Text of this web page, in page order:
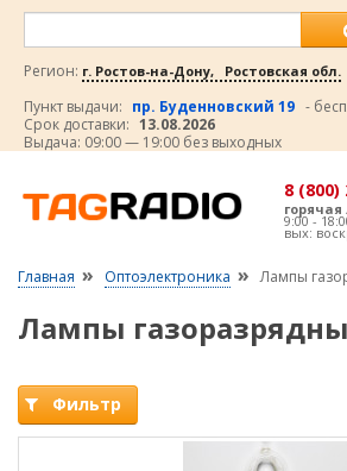
Регион: г. Ростов-на-Дону, Ростовская обл.
Пункт выдачи: пр. Буденновский 19 -
Срок доставки: 13.08.2026
Выдача: 09:00 — 19:00 без выходных
8 (800)
9:00 -
вых:
Главная » Оптоэлектроника » Лампы
Лампы
Фильтр